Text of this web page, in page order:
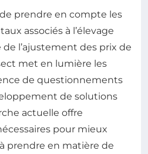
prendre en compte les
associés à l’élevage
l’ajustement des prix de
met en lumière les
de questionnements
de solutions
actuelle offre
pour mieux
prendre en matière de